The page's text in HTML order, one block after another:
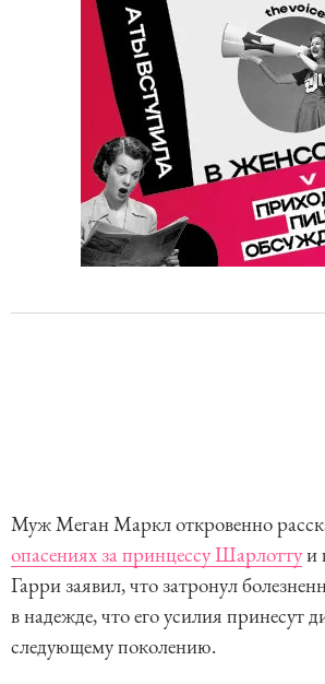
Муж Меган Маркл откровенно
опасениях за принцессу Шарлоттуи
Гарри заявил, что затронул
в надежде, что его усилия принесут
следующему поколению.